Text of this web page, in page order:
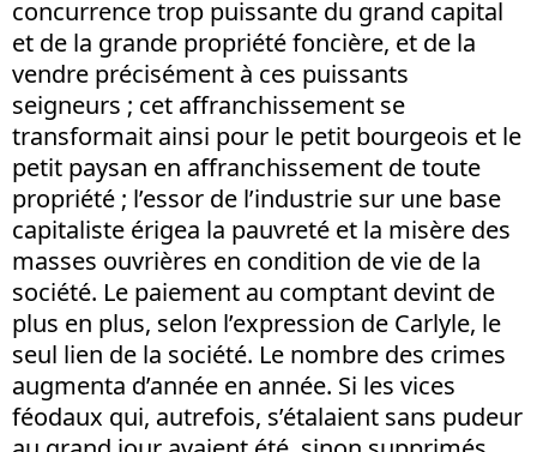
concurrence trop puissante du grand capital
et de la grande propriété foncière, et de la
vendre précisément à ces puissants
seigneurs ; cet affranchissement se
transformait ainsi pour le petit bourgeois et le
petit paysan en affranchissement de toute
propriété ; l’essor de l’industrie sur une base
capitaliste érigea la pauvreté et la misère des
masses ouvrières en condition de vie de la
société. Le paiement au comptant devint de
plus en plus, selon l’expression de Carlyle, le
seul lien de la société. Le nombre des crimes
augmenta d’année en année. Si les vices
féodaux qui, autrefois, s’étalaient sans pudeur